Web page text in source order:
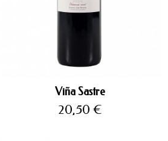
Viña Sastre
Precio
20,50 €